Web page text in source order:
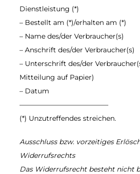
Dienstleistung (*)
– Bestellt am (*)/erhalten am (*)
– Name des/der Verbraucher(s)
– Anschrift des/der Verbraucher(s)
– Unterschrift des/der
Mitteilung auf Papier)
– Datum
—————————————
(*) Unzutreffendes streichen.
Ausschluss bzw. vorzeitiges
Widerrufsrechts
Das Widerrufsrecht besteht nicht